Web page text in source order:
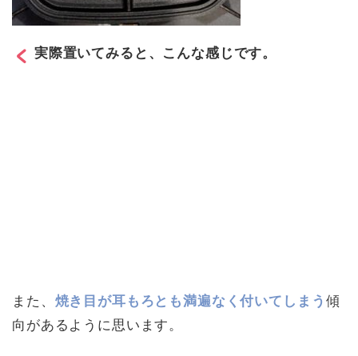
実際置いてみると、こんな感じです。
また、 焼き目が耳もろとも満遍なく付いてしまう 傾
向があるように思います。